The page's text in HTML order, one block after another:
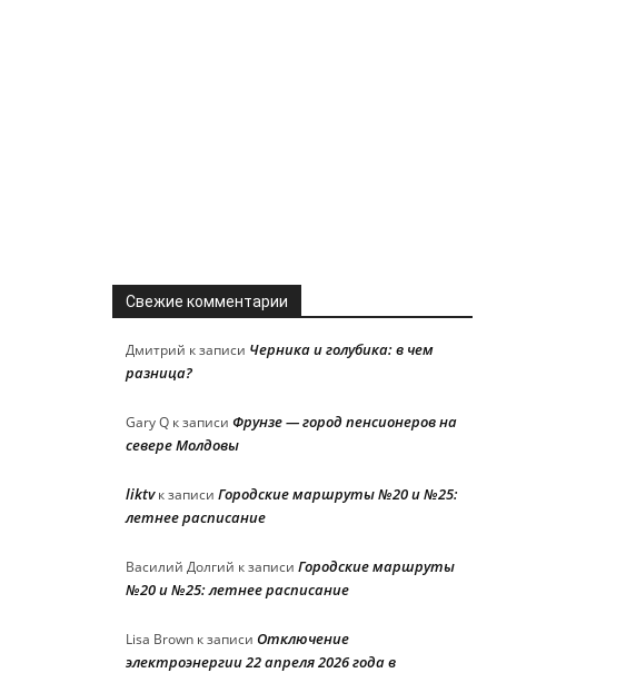
Свежие комментарии
Дмитрий к записи Черника и голубика: в чем
разница?
Gary Q к записи Фрунзе — город пенсионеров на
севере Молдовы
liktvк записи Городские маршруты №20 и №25:
летнее расписание
Василий Долгий к записи Городские маршруты
№20 и №25: летнее расписание
Lisa Brown к записи Отключение
электроэнергии 22 апреля 2026 года в